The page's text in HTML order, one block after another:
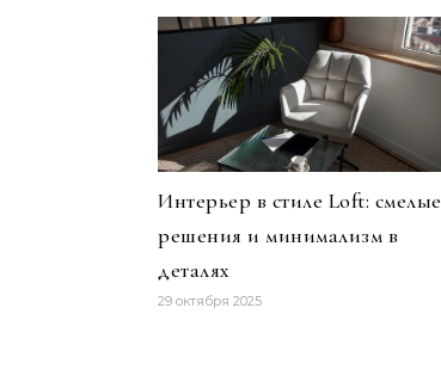
Интерьер в стиле Loft: смелые
решения и минимализм в
деталях
29 октября 2025